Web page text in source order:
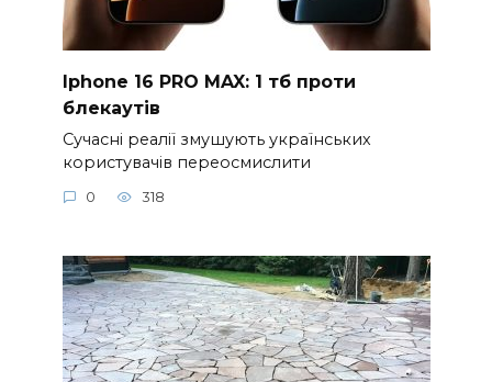
Iphone 16 PRO MAX: 1 тб проти
блекаутів
Сучасні реалії змушують українських
користувачів переосмислити
0 318